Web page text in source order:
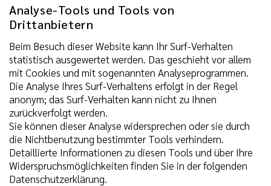
Analyse-Tools und Tools von
Drittanbietern
Beim Besuch dieser Website kann Ihr Surf-Verhalten
statistisch ausgewertet werden. Das geschieht vor allem
mit Cookies und mit sogenannten Analyseprogrammen.
Die Analyse Ihres Surf-Verhaltens erfolgt in der Regel
anonym; das Surf-Verhalten kann nicht zu Ihnen
zurückverfolgt werden.
Sie können dieser Analyse widersprechen oder sie durch
die Nichtbenutzung bestimmter Tools verhindern.
Detaillierte Informationen zu diesen Tools und über Ihre
Widerspruchsmöglichkeiten finden Sie in der folgenden
Datenschutzerklärung.